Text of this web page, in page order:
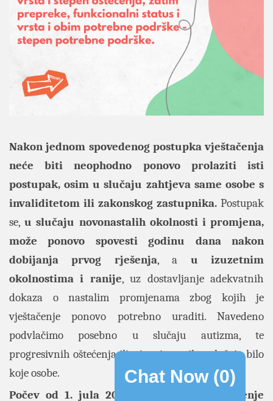
Nakon jednom spovedenog postupka vještačenja
neće biti neophodno ponovo prolaziti isti
postupak, osim u slučaju zahtjeva same osobe s
invaliditetom ili zakonskog zastupnika. Postupak
se,u slučaju novonastalih okolnosti i promjena,
može ponovo spovesti godinu dana nakon
dobijanja prvog rješenja, a u izuzetnim
okolnostima i ranije, uz dostavljanje adekvatnih
dokaza o nastalim promjenama zbog kojih je
vještačenje ponovo potrebno uraditi. Navedeno
podvlačimo posebno u slučaju autizma, te
progresivnih oštećenja ili sticanja novih u slučaju bilo
koje osobe.
Počev od 1. jula 2026, jedinstveno vještačenje
Chat Now (0)